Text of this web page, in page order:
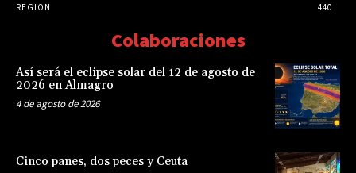
REGION
440
Colaboraciones
Así será el eclipse solar del 12 de agosto de
2026 en Almagro
4 de agosto de 2026
Cinco panes, dos peces y Ceuta